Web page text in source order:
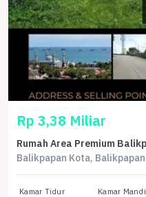
Rp 3,38 Miliar
Balikpapan Kota, Balikpapan
Kamar Tidur Kamar Mandi